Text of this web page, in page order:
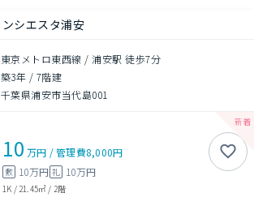
シエスタ浦安
東京メトロ東西線 / 浦安駅 徒歩7分
築3年 / 7階建
千葉県浦安市当代島001
10 万円 /管理費8,000円
敷 10万円 礼 10万円
1K / 21.45㎡ / 2階